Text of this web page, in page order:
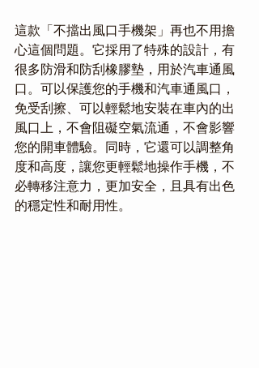
這款「不擋出風口手機架」再也不用擔
心這個問題。它採用了特殊的設計，有
很多防滑和防刮橡膠墊，用於汽車通風
口。可以保護您的手機和汽車通風口，
免受刮擦、可以輕鬆地安裝在車內的出
風口上，不會阻礙空氣流通，不會影響
您的開車體驗。同時，它還可以調整角
度和高度，讓您更輕鬆地操作手機，不
必轉移注意力，更加安全，且具有出色
的穩定性和耐用性。